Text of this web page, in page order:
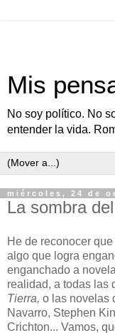
Mis
No soy político. No
entender la vida.
miércoles, 24 de
La sombra
He de reconocer
algo que logra
enganchado a
realidad, a todas las
Tierra, o las novelas
Navarro, Stephen
Crichton... Vamos,